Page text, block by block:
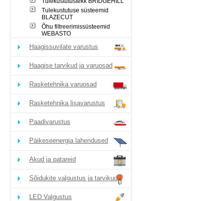
Tulekustutuse süsteemid
BLAZECUT
Õhu filtreerimissüsteemid
WEBASTO
Haagissuvilate varustus
Haagise tarvikud ja varuosad
Rasketehnika varuosad
Rasketehnika lisavarustus
Paadivarustus
Päikeseenergia lahendused
Akud ja patareid
Sõidukite valgustus ja tarvikud
LED Valgustus